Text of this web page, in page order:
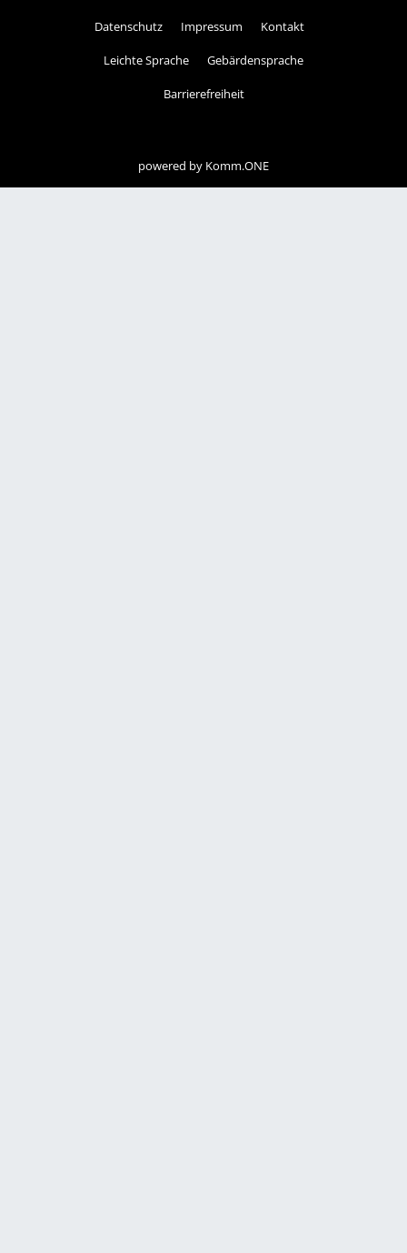
Datenschutz Impressum Kontakt
Leichte Sprache Gebärdensprache
Barrierefreiheit
powered by Komm.ONE